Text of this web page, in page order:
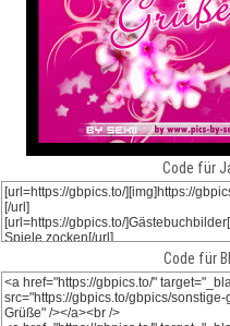
Code für
Code für